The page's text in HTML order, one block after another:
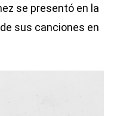
se presentó en la
sus canciones en